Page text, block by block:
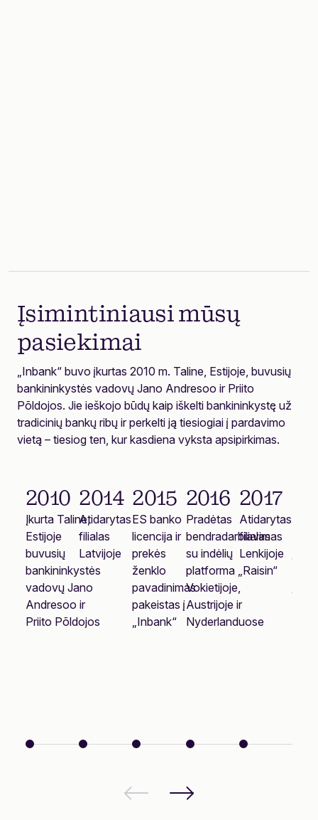
Įsimintiniausi mūsų
pasiekimai
„Inbank“ buvo įkurtas 2010 m. Taline, Estijoje, buvusių
bankininkystės vadovų Jano Andresoo ir Priito
Põldojos. Jie ieškojo būdų kaip iškelti bankininkystę už
tradicinių bankų ribų ir perkelti ją tiesiogiai į pardavimo
vietą – tiesiog ten, kur kasdiena vyksta apsipirkimas.
2010
Įkurta Taline,
Estijoje
buvusių
bankininkystės
vadovų Jano
Andresoo ir
Priito Põldojos
2014
Atidarytas
filialas
Latvijoje
2015
ES banko
licencija ir
prekės
ženklo
pavadinimas
pakeistas į
„Inbank“
2016
Pradėtas
bendradarbiavimas
su indėlių
platforma „Raisin“
Vokietijoje,
Austrijoje ir
Nyderlanduose
2017
Atidarytas
filialas
Lenkijoje